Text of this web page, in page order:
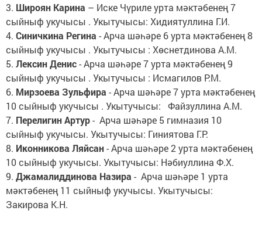
3. Широян Карина – Иске Чүриле урта мәктәбенең 7
сыйныф укучысы . Укытучысы: Хидиятуллина Г.И.
4. Синичкина Регина - Арча шәһәре 6 урта мәктәбенең 8
сыйныф укучысы . Укытучысы : Хөснетдинова А.М.
5. Лексин Денис- Арча шәһәре 7 урта мәктәбенең 9
сыйныф укучысы . Укытучысы : Исмагилов Р.М.
6. Мирзоева Зульфира - Арча шәһәре 7 урта мәктәбенең
10 сыйныф укучысы . Укытучысы: Файзуллина А.М.
7. Перелигин Артур- Арча шәһәре 5 гимназия 10
сыйныф укучысы. Укытучысы: Гиниятова Г.Р.
8. Иконникова Ляйсан- Арча шәһәре 2 урта мәктәбенең
10 сыйныф укучысы. Укытучысы: Нәбиуллина Ф.Х.
9. Джамалиддинова Назира - Арча шәһәре 1 урта
мәктәбенең 11 сыйныф укучысы. Укытучысы:
Закирова К.Н.